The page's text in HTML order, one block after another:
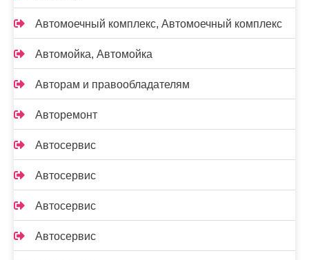
Автомоечный комплекс, Автомоечный комплекс
Автомойка, Автомойка
Авторам и правообладателям
Авторемонт
Автосервис
Автосервис
Автосервис
Автосервис